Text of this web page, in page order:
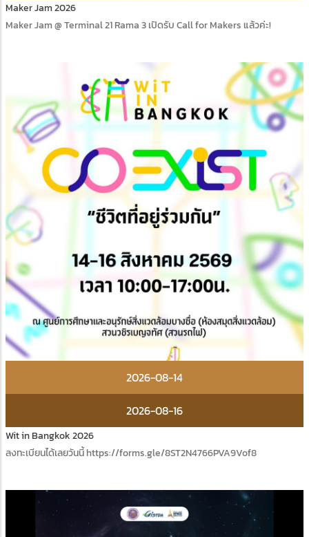
Maker Jam 2026
Maker Jam @ Terminal 21 Rama 3 เปิดรับ Call for Makers แล้วค่ะ!
2026-08-14
2026-08-16
Wit in Bangkok 2026
ลงทะเบียนได้เลยวันนี้ https://forms.gle/8ST2N4766PVA9Vof8